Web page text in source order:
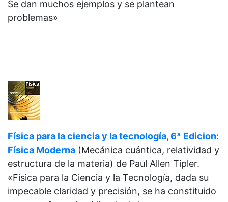
Se dan muchos ejemplos y se plantean
problemas»
Física para la ciencia y la tecnología, 6ª Edicion:
Física Moderna (Mecánica cuántica, relatividad y
estructura de la materia) de Paul Allen Tipler.
«Física para la Ciencia y la Tecnología, dada su
impecable claridad y precisión, se ha constituido